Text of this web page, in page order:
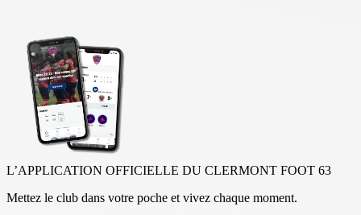
L’APPLICATION OFFICIELLE DU CLERMONT FOOT 63
Mettez le club dans votre poche et vivez chaque moment.